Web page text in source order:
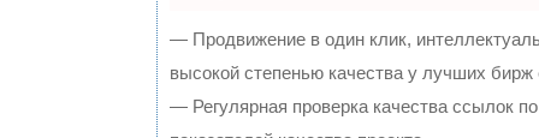
— Продвижение в один клик,
высокой степенью качества у лучших бирж
— Регулярная проверка качества ссылок